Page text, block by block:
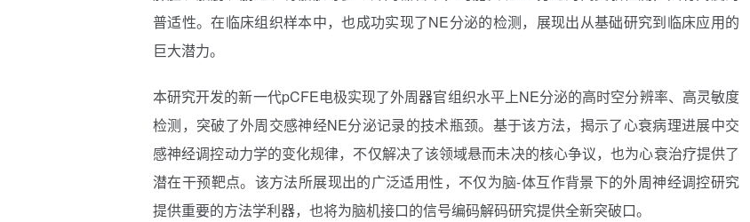
普适性。在临床组织样本中，也成功实现了NE分泌的检测，展现出从基础研究到临床应用的
巨大潜力。
本研究开发的新一代pCFE电极实现了外周器官组织水平上NE分泌的高时空分辨率、高灵敏度
检测，突破了外周交感神经NE分泌记录的技术瓶颈。基于该方法，揭示了心衰病理进展中交
感神经调控动力学的变化规律，不仅解决了该领域悬而未决的核心争议，也为心衰治疗提供了
潜在干预靶点。该方法所展现出的广泛适用性，不仅为脑-体互作背景下的外周神经调控研究
提供重要的方法学利器，也将为脑机接口的信号编码解码研究提供全新突破口。